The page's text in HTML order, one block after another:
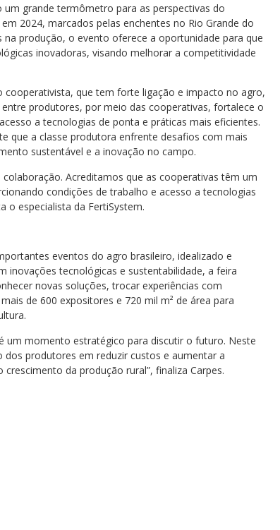
grande termômetro para as perspectivas do
2024, marcados pelas enchentes no Rio Grande do
produção, o evento oferece a oportunidade para que
inovadoras, visando melhorar a competitividade
que tem forte ligação e impacto no agro,
produtores, por meio das cooperativas, fortalece o
a tecnologias de ponta e práticas mais eficientes.
que a classe produtora enfrente desafios com mais
sustentável e a inovação no campo.
Acreditamos que as cooperativas têm um
condições de trabalho e acesso a tecnologias
o especialista da FertiSystem.
eventos do agro brasileiro, idealizado e
inovações tecnológicas e sustentabilidade, a feira
novas soluções, trocar experiências com
de 600 expositores e 720 mil m² de área para
um momento estratégico para discutir o futuro. Neste
produtores em reduzir custos e aumentar a
da produção rural”, finaliza Carpes.